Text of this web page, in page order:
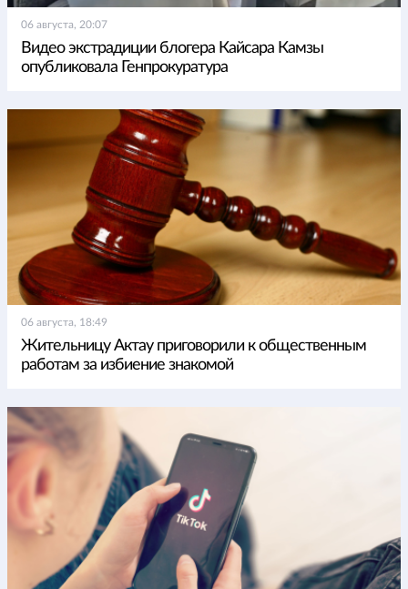
06 августа, 20:07
Видео экстрадиции блогера Кайсара Камзы
опубликовала Генпрокуратура
06 августа, 18:49
Жительницу Актау приговорили к общественным
работам за избиение знакомой